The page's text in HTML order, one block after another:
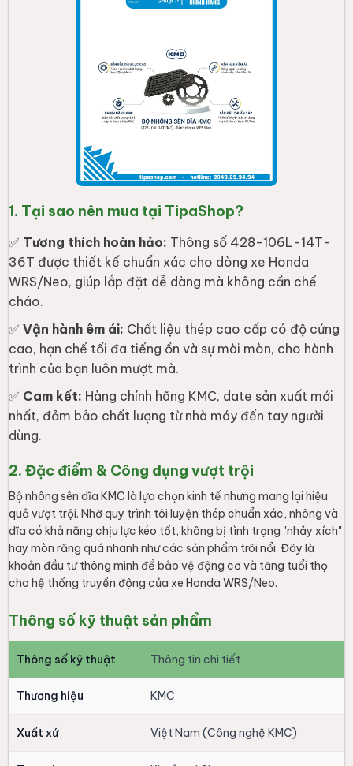
1. Tại sao nên mua tại TipaShop?
✅ Tương thích hoàn hảo: Thông số 428-106L-14T-
36T được thiết kế chuẩn xác cho dòng xe Honda
WRS/Neo, giúp lắp đặt dễ dàng mà không cần chế
cháo.
✅Vận hành êm ái: Chất liệu thép cao cấp có độ cứng
cao, hạn chế tối đa tiếng ồn và sự mài mòn, cho hành
trình của bạn luôn mượt mà.
✅ Cam kết: Hàng chính hãng KMC, date sản xuất mới
nhất, đảm bảo chất lượng từ nhà máy đến tay người
dùng.
2. Đặc điểm & Công dụng vượt trội
Bộ nhông sên dĩa KMC là lựa chọn kinh tế nhưng mang lại hiệu
quả vượt trội. Nhờ quy trình tôi luyện thép chuẩn xác, nhông và
dĩa có khả năng chịu lực kéo tốt, không bị tình trạng "nhảy xích"
hay mòn răng quá nhanh như các sản phẩm trôi nổi. Đây là
khoản đầu tư thông minh để bảo vệ động cơ và tăng tuổi thọ
cho hệ thống truyền động của xe Honda WRS/Neo.
Thông số kỹ thuật sản phẩm
Thông số kỹ thuật Thông tin chi tiết
Thương hiệu KMC
Xuất xứ Việt Nam (Công nghệ KMC)